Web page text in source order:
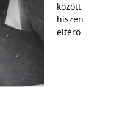
között,
hiszen
eltérő